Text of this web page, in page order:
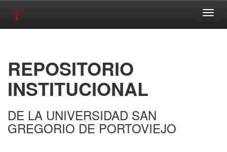
REPOSITORIO
INSTITUCIONAL
DE LA UNIVERSIDAD SAN
GREGORIO DE PORTOVIEJO